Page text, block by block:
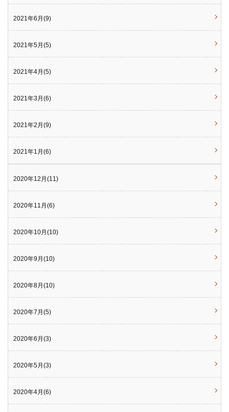
2021年6月(9)
2021年5月(5)
2021年4月(5)
2021年3月(6)
2021年2月(9)
2021年1月(6)
2020年12月(11)
2020年11月(6)
2020年10月(10)
2020年9月(10)
2020年8月(10)
2020年7月(5)
2020年6月(3)
2020年5月(3)
2020年4月(6)